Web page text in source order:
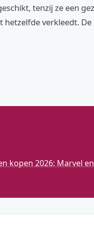
tenzij ze een
hetzelfde verkleedt.
kopen 2026: Marvel